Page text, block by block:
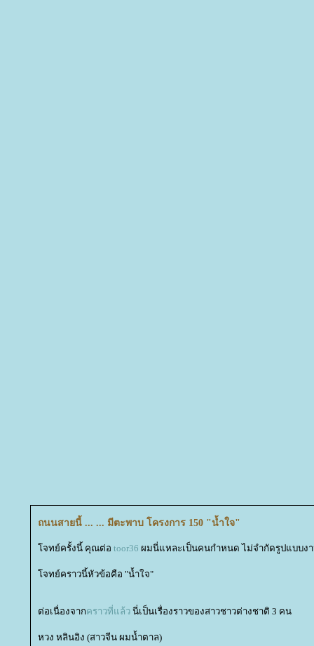
ถนนสายนี้ ... ... มีตะพาบ โครงการ 150 "น้ำใจ"
จทย์ครั้งนี้ คุณต่อ toor36 ผมนี่แหละเป็นคนกำหนด ไม่จำกัดรูปแบบง
จทย์คราวนี้หัวข้อคือ "น้ำใจ"
ต่อเนื่องจากคราวที่แล้ว นี่เป็นเรื่องราวของสาวชาวต่างชาติ 3 คน
หวง หลินอิง (สาวจีน ผมน้ำตาล)